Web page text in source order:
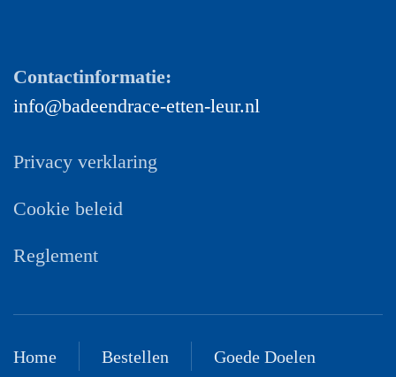
Contactinformatie:
info@badeendrace-etten-leur.nl
Privacy verklaring
Cookie beleid
Reglement
Home Bestellen Goede Doelen